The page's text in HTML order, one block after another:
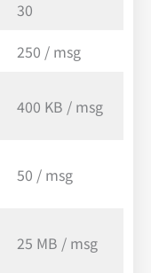
30
250 / msg
400 KB / msg
50 / msg
25 MB / msg